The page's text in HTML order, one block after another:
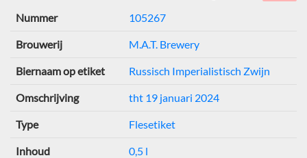
Nummer
105267
Brouwerij M.A.T. Brewery
Biernaam op etiket Russisch Imperialistisch Zwijn
Omschrijving tht 19 januari 2024
Type Flesetiket
Inhoud 0,5 l